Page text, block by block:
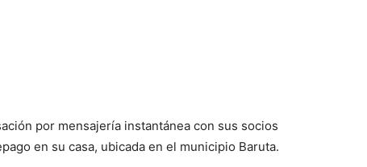
por mensajería instantánea con sus socios
en su casa, ubicada en el municipio Baruta.